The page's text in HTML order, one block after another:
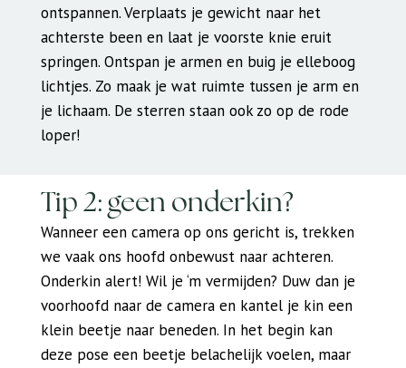
ontspannen. Verplaats je gewicht naar het
achterste been en laat je voorste knie eruit
springen. Ontspan je armen en buig je elleboog
lichtjes. Zo maak je wat ruimte tussen je arm en
je lichaam. De sterren staan ook zo op de rode
loper!
Tip 2: geen onderkin?
Wanneer een camera op ons gericht is, trekken
we vaak ons hoofd onbewust naar achteren.
Onderkin alert! Wil je ‘m vermijden? Duw dan je
voorhoofd naar de camera en kantel je kin een
klein beetje naar beneden. In het begin kan
deze pose een beetje belachelijk voelen, maar